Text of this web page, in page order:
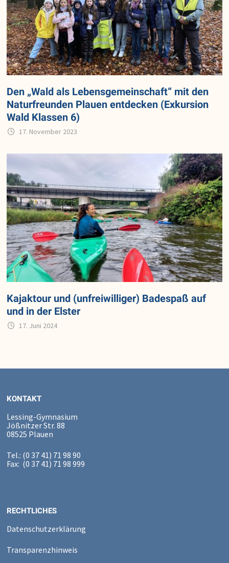
Den „Wald als Lebensgemeinschaft“ mit den
Naturfreunden Plauen entdecken (Exkursion
Wald Klassen 6)
17. November 2023
Kajaktour und (unfreiwilliger) Badespaß auf
und in der Elster
17. Juni 2024
KONTAKT
Lessing-Gymnasium
Jößnitzer Str. 88
08525 Plauen
Tel.: (0 37 41) 71 98 90
Fax: (0 37 41) 71 98 999
RECHTLICHES
Datenschutzerklärung
Transparenzhinweis